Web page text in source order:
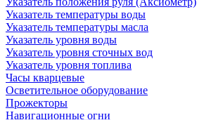
Указатель температуры воды
Указатель температуры масла
Указатель уровня воды
Указатель уровня сточных вод
Указатель уровня топлива
Часы кварцевые
Осветительное оборудование
Прожекторы
Навигационные огни